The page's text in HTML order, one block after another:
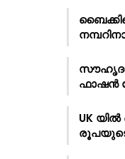
ഫാഷൻ
UK